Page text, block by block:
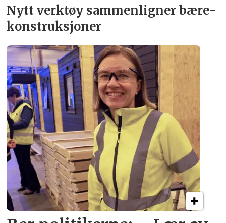
Nytt verktøy sammenligner bære­
konstruksjoner